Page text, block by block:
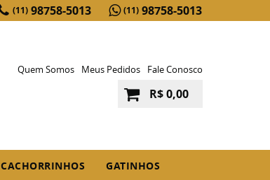
(11) 98758-5013 (11) 98758-5013
Quem Somos Meus Pedidos Fale Conosco
R$ 0,00
CACHORRINHOS GATINHOS